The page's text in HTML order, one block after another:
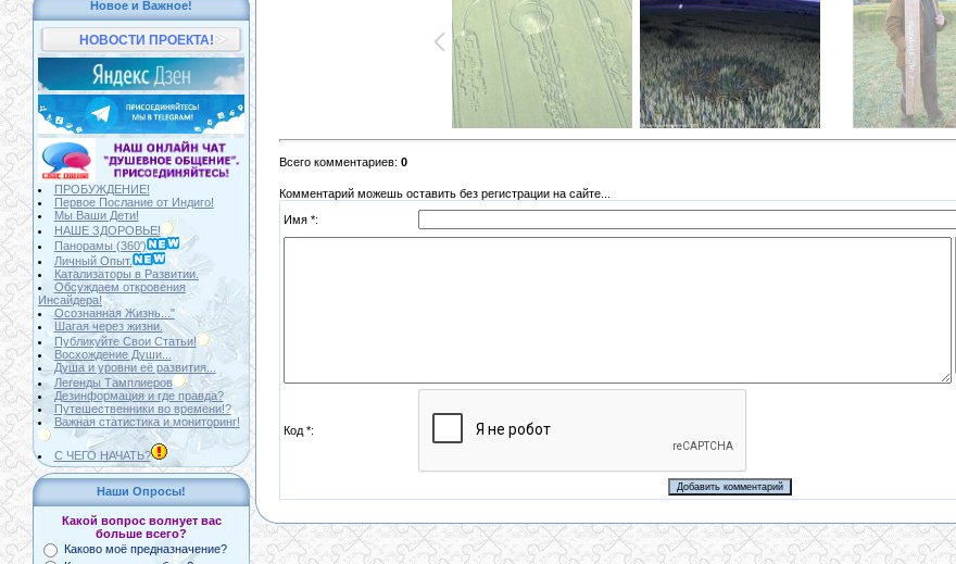
Новое и Важное!
НОВОСТИ ПРОЕКТА!
ПРОБУЖДЕНИЕ!
Первое Послание от Индиго!
Мы Ваши Дети!
НАШЕ ЗДОРОВЬЕ!
Панорамы (360')
Личный Опыт.
Катализаторы в Развитии.
Обсуждаем откровения
Инсайдера!
Осознанная Жизнь..."
Шагая через жизни.
Публикуйте Свои Статьи!
Восхождение Души...
Душа и уровни её развития...
Легенды Тамплиеров
Дезинформация и где правда?
Путешественники во времени!?
Важная статистика и мониторинг!
С ЧЕГО НАЧАТЬ?
Наши Опросы!
Какой вопрос волнует вас
больше всего?
Каково моё предназначение?
Всего комментариев: 0
Комментарий можешь оставить без регистрации на сайте...
Имя *:
Код *: